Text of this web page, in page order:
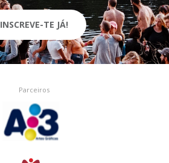
INSCREVE-TE JÁ!
Parceiros